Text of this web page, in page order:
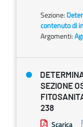
Sezione:
contenuto di
Argomenti:
SEZIONE
238
Scarica